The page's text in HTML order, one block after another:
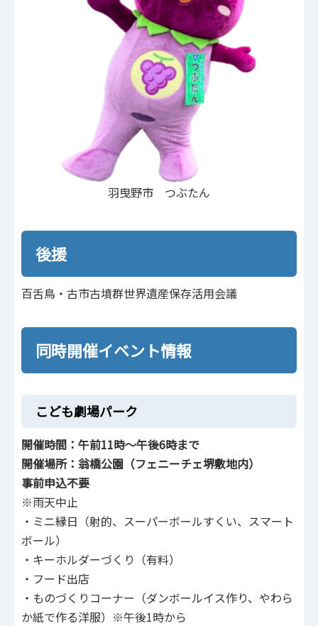
羽曳野市 つぶたん
後援
百舌鳥・古市古墳群世界遺産保存活用会議
同時開催イベント情報
こども劇場パーク
開催時間：午前11時～午後6時まで
開催場所：翁橋公園（フェニーチェ堺敷地内）
事前申込不要
※雨天中止
・ミニ縁日（射的、スーパーボールすくい、スマート
ボール）
・キーホルダーづくり（有料）
・フード出店
・ものづくりコーナー（ダンボールイス作り、やわら
か紙で作る洋服）※午後1時から